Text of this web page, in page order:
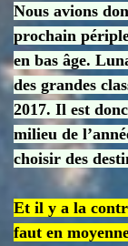
Nous avions
prochain
en bas âge.
des grandes
2017. Il est
milieu de
choisir des
Et il y a la
faut en